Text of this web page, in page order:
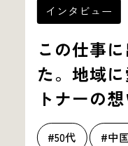
インタビュー
この仕事
た。地域
トナーの
#50代 #中